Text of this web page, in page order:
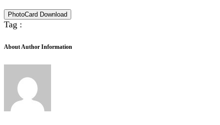
PhotoCard Download
Tag :
About Author Information